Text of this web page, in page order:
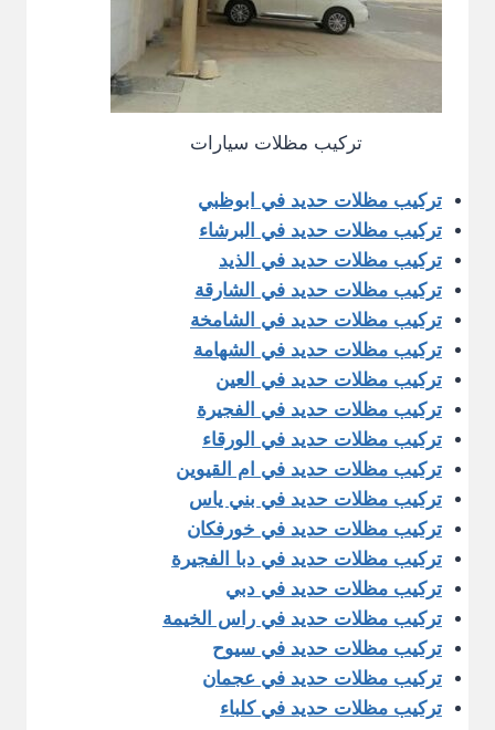
تركيب مظلات سيارات
تركيب مظلات حديد في ابوظبي
تركيب مظلات حديد في البرشاء
تركيب مظلات حديد في الذيد
تركيب مظلات حديد في الشارقة
تركيب مظلات حديد في الشامخة
تركيب مظلات حديد في الشهامة
تركيب مظلات حديد في العين
تركيب مظلات حديد في الفجيرة
تركيب مظلات حديد في الورقاء
تركيب مظلات حديد في ام القيوين
تركيب مظلات حديد في بني ياس
تركيب مظلات حديد في خورفكان
تركيب مظلات حديد في دبا الفجيرة
تركيب مظلات حديد في دبي
تركيب مظلات حديد في راس الخيمة
تركيب مظلات حديد في سيوح
تركيب مظلات حديد في عجمان
تركيب مظلات حديد في كلباء